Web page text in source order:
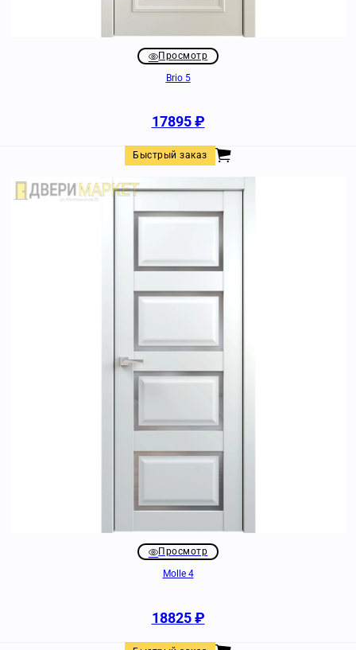
Просмотр
Brio 5
17895₽
Быстрый заказ
Просмотр
Molle 4
18825₽